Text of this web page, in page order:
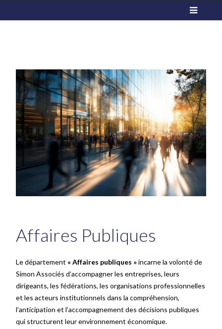
Affaires Publiques
Le département « Affaires publiques »incarne la volonté de
Simon Associés d’accompagner les entreprises, leurs
dirigeants, les fédérations, les organisations professionnelles
et les acteurs institutionnels dans la compréhension,
l’anticipation et l’accompagnement des décisions publiques
qui structurent leur environnement économique.